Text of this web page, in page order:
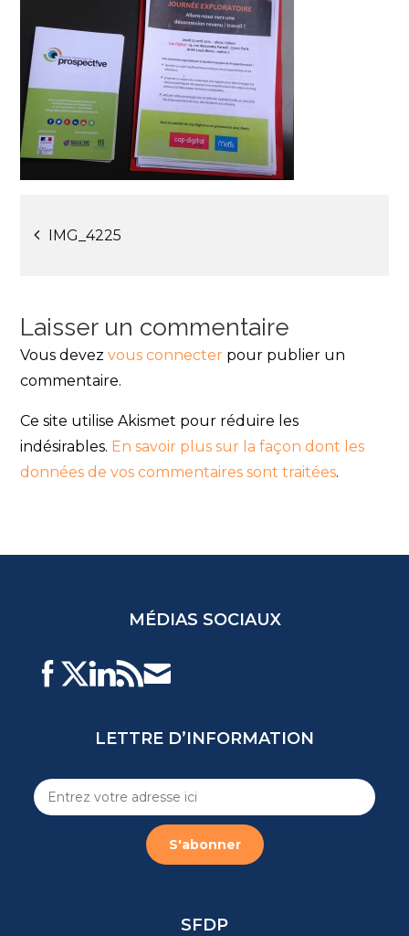
Navigation
l’article
IMG_4225
Laisser un commentaire
Vous devezvous connecter pour publier un
commentaire.
Ce site utilise Akismet pour réduire les
indésirables. En savoir plus sur la façon dont les
données de vos commentaires sont traitées.
MÉDIAS SOCIAUX
LETTRE D’INFORMATION
SFDP